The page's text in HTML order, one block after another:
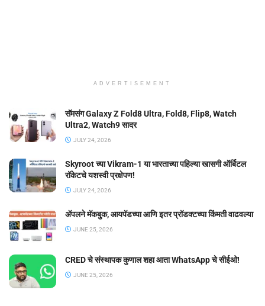
ADVERTISEMENT
सॅमसंग Galaxy Z Fold8 Ultra, Fold8, Flip8, Watch
Ultra2, Watch9 सादर
JULY 24, 2026
Skyroot च्या Vikram-1 या भारताच्या पहिल्या खासगी ऑर्बिटल
रॉकेटचे यशस्वी प्रक्षेपण!
JULY 24, 2026
ॲपलने मॅकबुक, आयपॅडच्या आणि इतर प्रॉडक्टच्या किंमती वाढवल्या
JUNE 25, 2026
CRED चे संस्थापक कुणाल शहा आता WhatsApp चे सीईओ!
JUNE 25, 2026